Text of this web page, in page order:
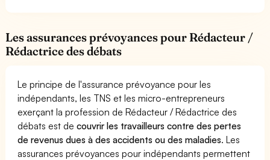
Les assurances prévoyances pour Rédacteur /
Rédactrice des débats
Le principe de l'assurance prévoyance pour les
indépendants, les TNS et les micro-entrepreneurs
exerçant la profession de Rédacteur / Rédactrice des
débats est decouvrir les travailleurs contre des pertes
de revenus dues à des accidents ou des maladies. Les
assurances prévoyances pour indépendants permettent